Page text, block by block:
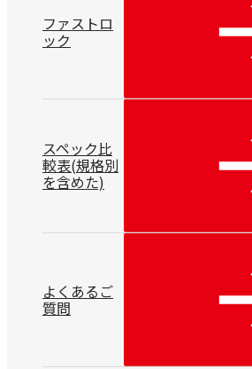
ファストロ
ック
スペック比
較表(規格別
を含めた)
よくあるご
質問